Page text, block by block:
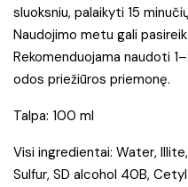
sluoksniu, palaikyti 15
Naudojimo metu gali
Rekomenduojama naudoti
odos priežiūros priemonę.
Talpa: 100 ml
Visi ingredientai: Water,
Sulfur, SD alcohol 40B,